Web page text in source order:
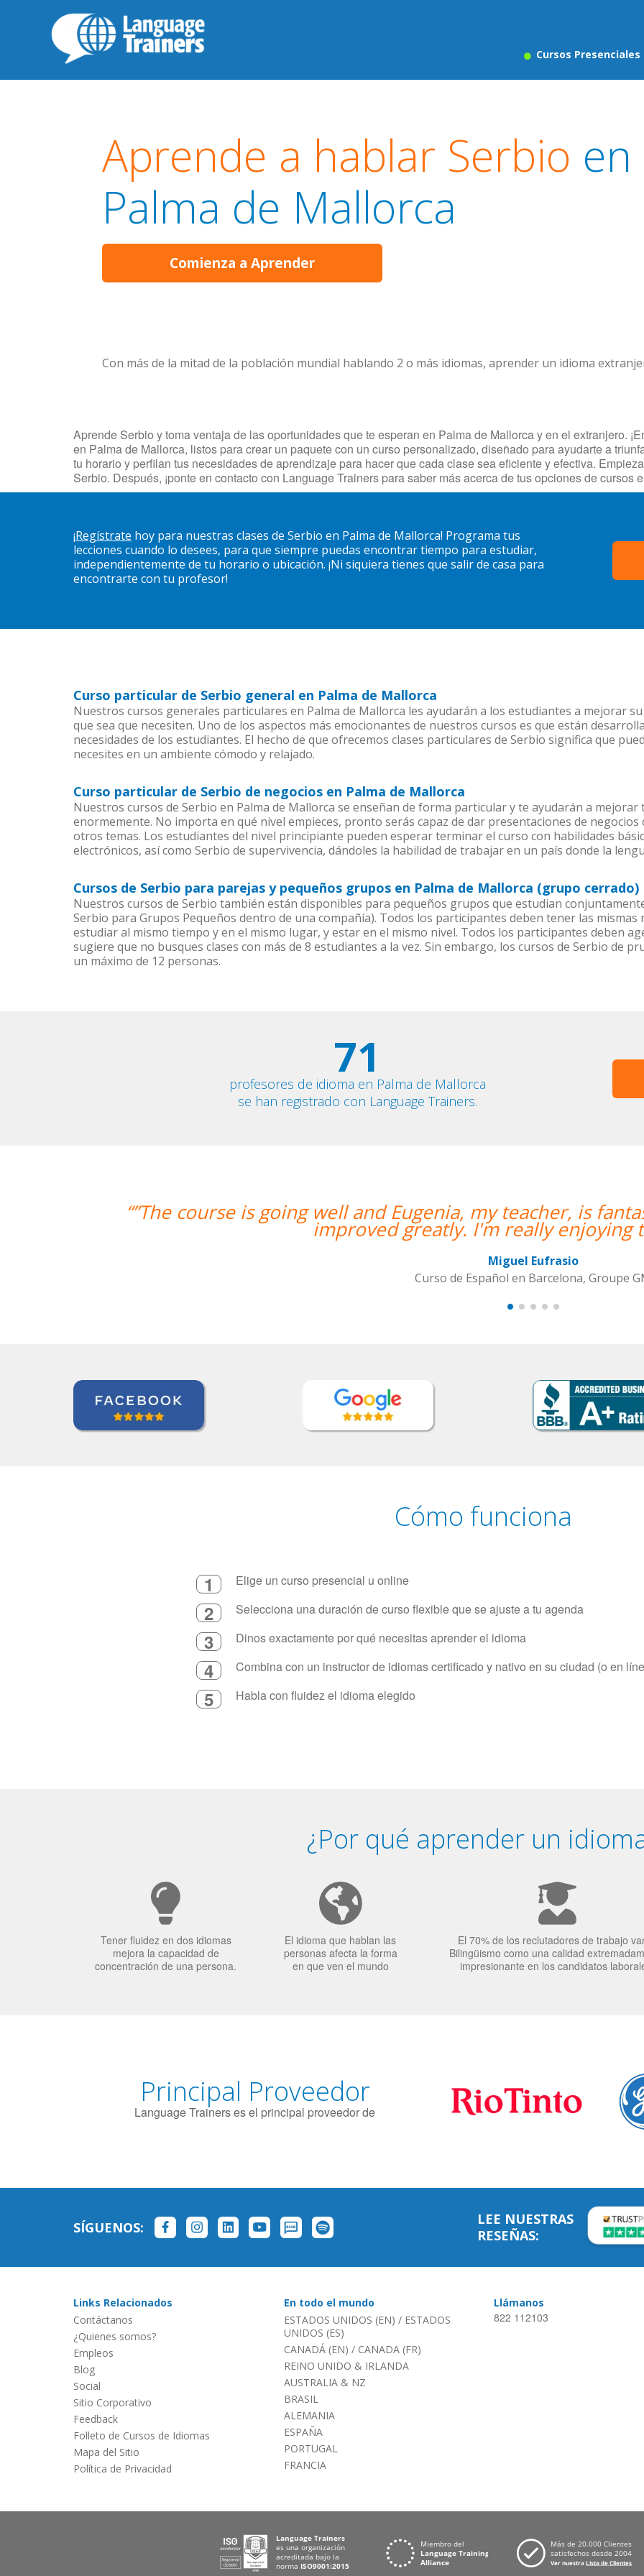
Cursos Presenciales
Aprende a hablar Serbio en
Palma de Mallorca
Comienza a Aprender
Con más de la mitad de la población mundial hablando 2 o más idiomas, aprender un idioma
Aprende Serbio y toma ventaja de las oportunidades que te esperan en Palma de Mallorca y en el extranjero.
en Palma de Mallorca, listos para crear un paquete con un curso personalizado, diseñado para ayudarte a
tu horario y perfilan tus necesidades de aprendizaje para hacer que cada clase sea eficiente y efectiva.
Serbio. Después, ¡ponte en contacto con Language Trainers para saber más acerca de tus opciones de cursos
¡Regístrate hoy para nuestras clases de Serbio en Palma de Mallorca! Programa tus
lecciones cuando lo desees, para que siempre puedas encontrar tiempo para estudiar,
independientemente de tu horario o ubicación. ¡Ni siquiera tienes que salir de casa para
encontrarte con tu profesor!
Curso particular de Serbio general en Palma de Mallorca
Nuestros cursos generales particulares en Palma de Mallorca les ayudarán a los estudiantes a mejorar
que sea que necesiten. Uno de los aspectos más emocionantes de nuestros cursos es que están
necesidades de los estudiantes. El hecho de que ofrecemos clases particulares de Serbio significa que
necesites en un ambiente cómodo y relajado.
Curso particular de Serbio de negocios en Palma de Mallorca
Nuestros cursos de Serbio en Palma de Mallorca se enseñan de forma particular y te ayudarán a
enormemente. No importa en qué nivel empieces, pronto serás capaz de dar presentaciones de
otros temas. Los estudiantes del nivel principiante pueden esperar terminar el curso con habilidades
electrónicos, así como Serbio de supervivencia, dándoles la habilidad de trabajar en un país donde la
Cursos de Serbio para parejas y pequeños grupos en Palma de Mallorca (grupo cerrado)
Nuestros cursos de Serbio también están disponibles para pequeños grupos que estudian
Serbio para Grupos Pequeños dentro de una compañía). Todos los participantes deben tener las mismas
estudiar al mismo tiempo y en el mismo lugar, y estar en el mismo nivel. Todos los participantes deben
sugiere que no busques clases con más de 8 estudiantes a la vez. Sin embargo, los cursos de Serbio de
un máximo de 12 personas.
71
profesores de idioma en Palma de Mallorca
se han registrado con Language Trainers.
well and Eugenia, my teacher, is fantastic. My communication skills have
improved greatly. I'm really enjoying the lessons!””
Cómo funciona
1 Elige un curso presencial u online
2 Selecciona una duración de curso flexible que se ajuste a tu agenda
3 Dinos exactamente por qué necesitas aprender el idioma
4 Combina con un instructor de idiomas certificado y nativo en su ciudad (o en
5 Habla con fluidez el idioma elegido
¿Por qué aprender un
Tener fluidez en dos idiomas
mejora la capacidad de
concentración de una persona.
El idioma que hablan las
personas afecta la forma
en que ven el mundo
El 70% de los reclutadores de trabajo
Bilingüismo como una calidad
impresionante en los candidatos
Principal Proveedor
Language Trainers es el principal proveedor de
SÍGUENOS:
LEE NUESTRAS
RESEÑAS:
Links Relacionados
Contáctanos
¿Quienes somos?
Empleos
Blog
Social
Sitio Corporativo
Feedback
Folleto de Cursos de Idiomas
Mapa del Sitio
Política de Privacidad
En todo el mundo
ESTADOS UNIDOS (EN) / ESTADOS
UNIDOS (ES)
CANADÁ (EN) / CANADA (FR)
REINO UNIDO & IRLANDA
AUSTRALIA & NZ
BRASIL
ALEMANIA
ESPAÑA
PORTUGAL
FRANCIA
Llámanos
822 112103